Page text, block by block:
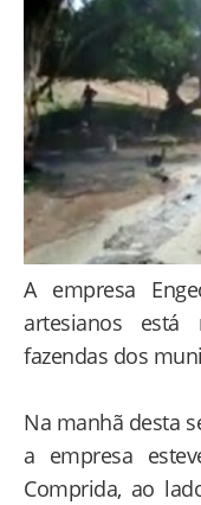
A empresa
artesianos está
fazendas dos
Na manhã desta
a empresa
Comprida, ao